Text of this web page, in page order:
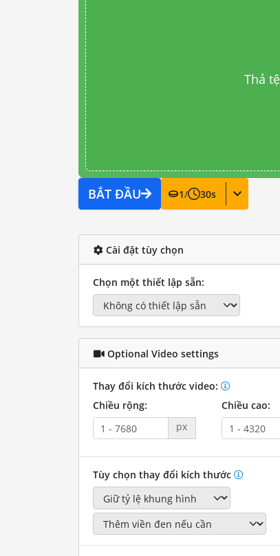
Thả
BẮT ĐẦU 1/ 30s
Cài đặt tùy chọn
Chọn một thiết lập sẵn:
Optional Video settings
Thay đổi kích thước video:
Chiều rộng:
px
Chiều cao:
Tùy chọn thay đổi kích thước